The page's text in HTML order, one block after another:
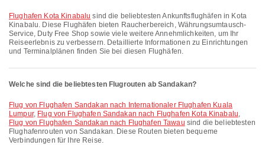
Flughafen Kota Kinabalu sind die beliebtesten Ankunftsflughäfen in Kota
Kinabalu. Diese Flughäfen bieten Raucherbereich, Währungsumtausch-
Service, Duty Free Shop sowie viele weitere Annehmlichkeiten, um Ihr
Reiseerlebnis zu verbessern. Detaillierte Informationen zu Einrichtungen
und Terminalplänen finden Sie bei diesen Flughäfen.
Welche sind die beliebtesten Flugrouten ab Sandakan?
Flug von Flughafen Sandakan nach Internationaler Flughafen Kuala
Lumpur, Flug von Flughafen Sandakan nach Flughafen Kota Kinabalu,
Flug von Flughafen Sandakan nach Flughafen Tawau sind die beliebtesten
Flughafenrouten von Sandakan. Diese Routen bieten bequeme
Verbindungen für Ihre Reise.